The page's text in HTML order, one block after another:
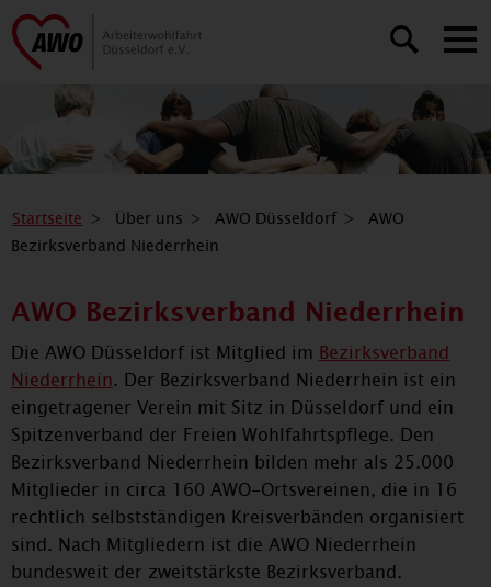
Startseite Über uns AWO Düsseldorf
AWO
Bezirksverband Niederrhein
AWO Bezirksverband Niederrhein
Die AWO Düsseldorf ist Mitglied im Bezirksverband
Niederrhein. Der Bezirksverband Niederrhein ist ein
eingetragener Verein mit Sitz in Düsseldorf und ein
Spitzenverband der Freien Wohlfahrtspflege. Den
Bezirksverband Niederrhein bilden mehr als 25.000
Mitglieder in circa 160 AWO-Ortsvereinen, die in 16
rechtlich selbstständigen Kreisverbänden organisiert
sind. Nach Mitgliedern ist die AWO Niederrhein
bundesweit der zweitstärkste Bezirksverband.